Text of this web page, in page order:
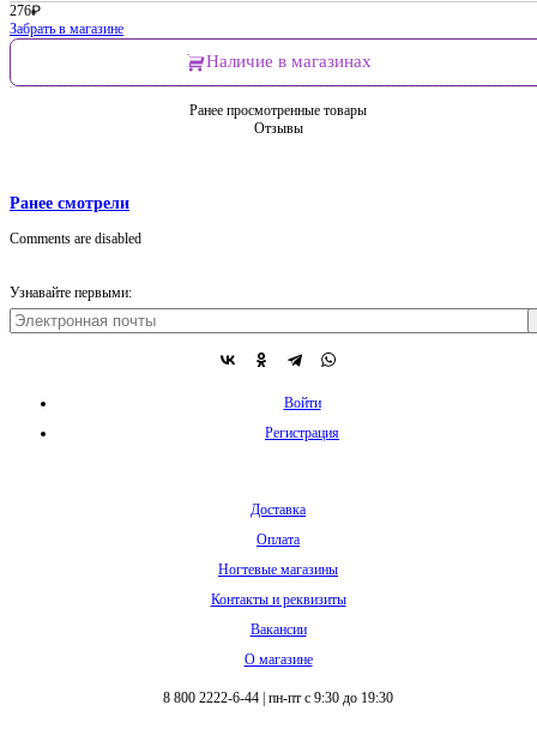
276₽
Забрать в магазине
Наличие в магазинах
Ранее просмотренные товары
Отзывы
Ранее смотрели
Comments are disabled
Узнавайте первыми:
Войти
Регистрация
Доставка
Оплата
Ногтевые магазины
Контакты и реквизиты
Вакансии
О магазине
8 800 2222-6-44 пн-пт с 9:30 до 19:30